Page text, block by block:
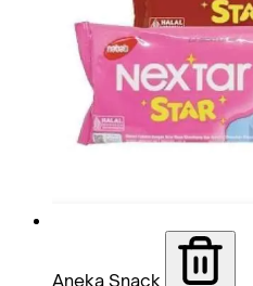
Aneka Snack